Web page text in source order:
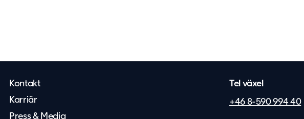
Kontakt
Karriär
Press & Media
Tel växel
+46 8-590 994 40